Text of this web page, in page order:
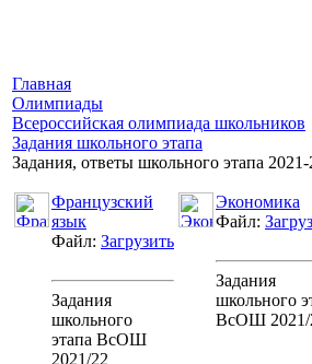
Главная
Олимпиады
Всероссийская олимпиада школьников
Задания школьного этапа
Задания, ответы школьного этапа 2021-
Французский
язык
Файл: Загрузить
Задания
школьного
этапа ВсОШ
2021/22
Экономика
Файл:
Задания
школьного
ВсОШ 2021/